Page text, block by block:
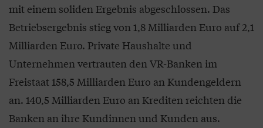
mit einem soliden Ergebnis abgeschlossen. Das
Betriebsergebnis stieg von 1,8 Milliarden Euro auf 2,1
Milliarden Euro. Private Haushalte und
Unternehmen vertrauten den VR-Banken im
Freistaat 158,5 Milliarden Euro an Kundengeldern
an. 140,5 Milliarden Euro an Krediten reichten die
Banken an ihre Kundinnen und Kunden aus.